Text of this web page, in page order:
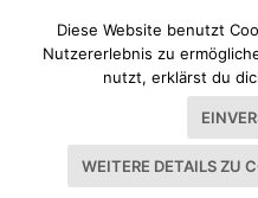
Diese Website benutzt
Nutzererlebnis zu
nutzt, erklärst du
WEITERE DETAILS ZU